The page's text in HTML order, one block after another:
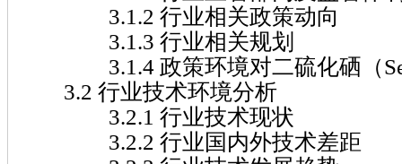
3.1.2 行业相关政策动向
3.1.3 行业相关规划
3.1.4 政策环境对二硫化硒（
3.2 行业技术环境分析
3.2.1 行业技术现状
3.2.2 行业国内外技术差距